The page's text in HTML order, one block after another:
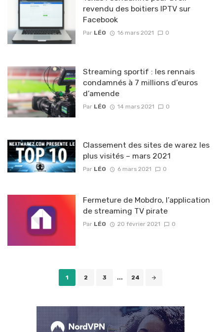
revendu des boitiers IPTV sur
Facebook
Par LÉO 16 mars 2021 0
Streaming sportif : les rennais
condamnés à 7 millions d’euros
d’amende
Par LÉO 14 mars 2021 0
Classement des sites de warez les
plus visités – mars 2021
Par LÉO 6 mars 2021 0
Fermeture de Mobdro, l’application
de streaming TV pirate
Par LÉO 20 février 2021 0
1 2 3 ... 24